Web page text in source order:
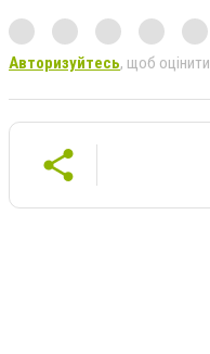
Авторизуйтесь, щоб оцінити